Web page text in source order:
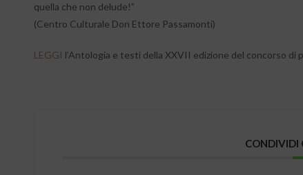
quella che non delude!”
(Centro Culturale Don Ettore Passamonti)
LEGGI l’Antologia e testi della XXVII edizione del concorso di
CONDIVIDI